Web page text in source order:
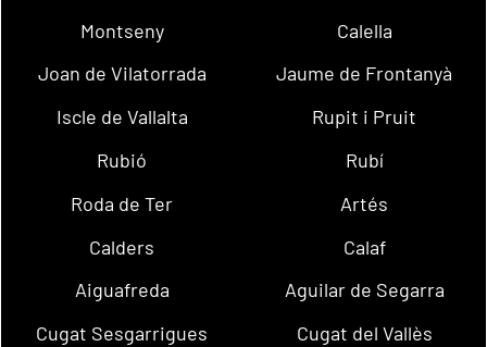
Montseny
Calella
Joan de Vilatorrada
Jaume de Frontanyà
Iscle de Vallalta
Rupit i Pruit
Rubió
Rubí
Roda de Ter
Artés
Calders
Calaf
Aiguafreda
Aguilar de Segarra
Cugat Sesgarrigues
Cugat del Vallès